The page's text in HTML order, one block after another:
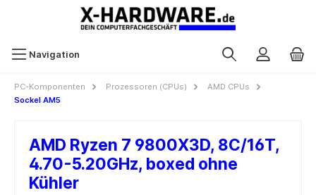
Navigation
PC-Komponenten Prozessoren (CPUs)
AMD CPUs
Sockel AM5
AMD Ryzen 7 9800X3D, 8C/16T,
4.70-5.20GHz, boxed ohne
Kühler